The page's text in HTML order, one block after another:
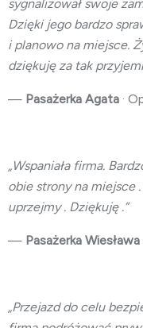
sygnalizował swoje
Dzięki jego bardzo
i planowo na miejsce.
dziękuję za tak
— Pasażerka Agata ·
„Wspaniała firma.
obie strony na miejsce
uprzejmy . Dziękuję .”
— Pasażerka Wiesława
„Przejazd do celu